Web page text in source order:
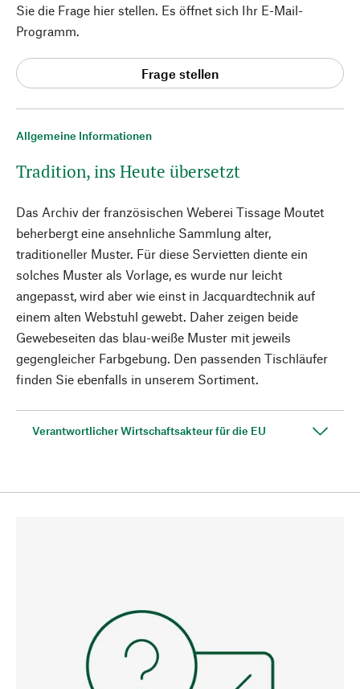
Allgemeine Informationen
Tradition, ins Heute übersetzt
Das Archiv der französischen Weberei Tissage Moutet
beherbergt eine ansehnliche Sammlung alter,
traditioneller Muster. Für diese Servietten diente ein
solches Muster als Vorlage, es wurde nur leicht
angepasst, wird aber wie einst in Jacquardtechnik auf
einem alten Webstuhl gewebt. Daher zeigen beide
Gewebeseiten das blau-weiße Muster mit jeweils
gegengleicher Farbgebung. Den passenden Tischläufer
finden Sie ebenfalls in unserem Sortiment.
Verantwortlicher Wirtschaftsakteur für die EU
Sie die Frage hier stellen. Es öffnet sich Ihr E-Mail-
Programm.
Frage stellen